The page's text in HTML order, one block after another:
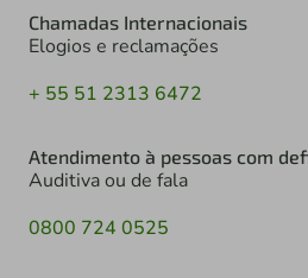
Chamadas Internacionais
Elogios e reclamações
+ 55 51 2313 6472
Atendimento à pessoas com
Auditiva ou de fala
0800 724 0525